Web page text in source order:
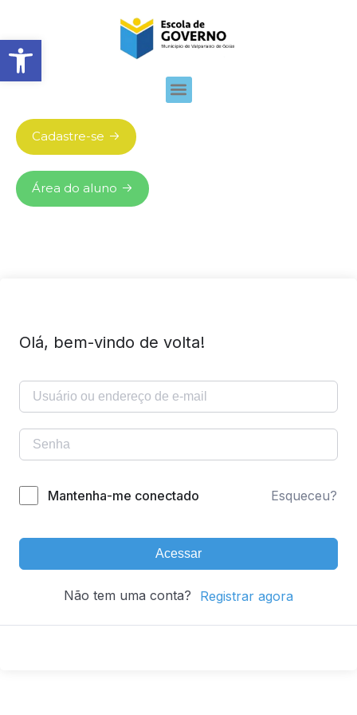
Abrir barra de ferramentas
Cadastre-se
Área do aluno
Olá, bem-vindo de volta!
Mantenha-me conectado Esqueceu?
Acessar
Não tem uma conta? Registrar agora